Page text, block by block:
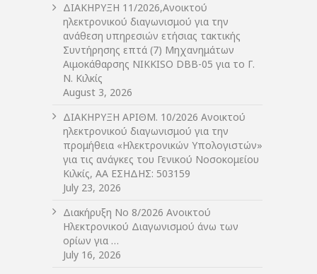
ΔIΑΚΗΡΥΞΗ 11/2026,Ανοικτού
ηλεκτρονικού διαγωνισμού για την
ανάθεση υπηρεσιών ετήσιας τακτικής
Συντήρησης επτά (7) Μηχανημάτων
Αιμοκάθαρσης NIKKISO DBB-05 για το Γ.
Ν. Κιλκίς
August 3, 2026
ΔIΑΚΗΡΥΞΗ ΑΡIΘΜ. 10/2026 Ανοικτού
ηλεκτρονικού διαγωνισμού για την
προμήθεια «Ηλεκτρονικών Υπολογιστών»
για τις ανάγκες του Γενικού Νοσοκομείου
Κιλκίς, ΑΑ ΕΣΗΔΗΣ: 503159
July 23, 2026
Διακήρυξη Νο 8/2026 Ανοικτού
Ηλεκτρονικού Διαγωνισμού άνω των
ορίων για …
July 16, 2026